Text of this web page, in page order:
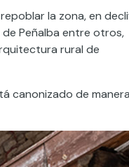
la zona, en
Peñalba entre otros,
rural de
canonizado de manera